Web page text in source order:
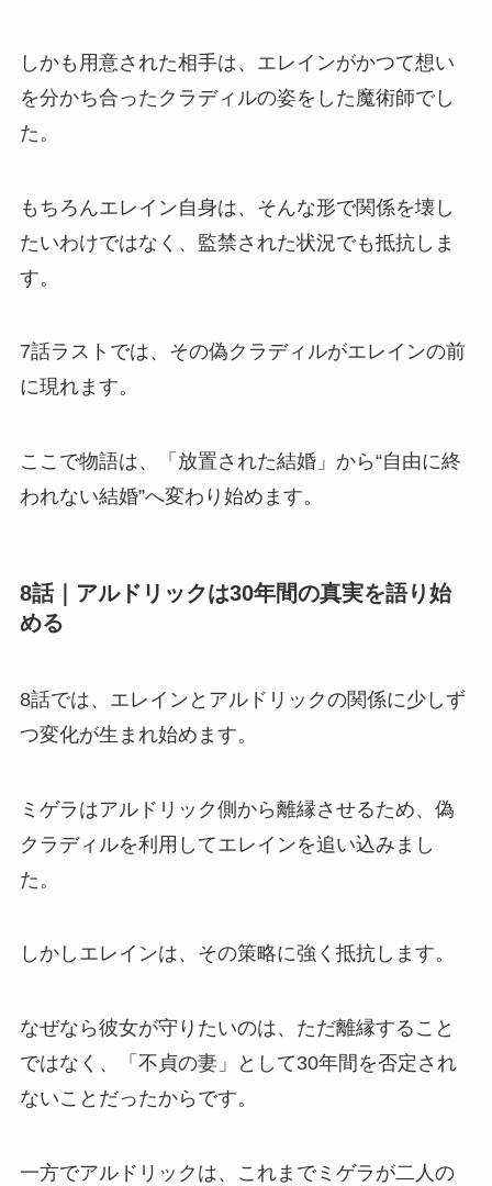
しかも用意された相手は、エレインがかつて想い
を分かち合ったクラディルの姿をした魔術師でし
た。
もちろんエレイン自身は、そんな形で関係を壊し
たいわけではなく、監禁された状況でも抵抗しま
す。
7話ラストでは、その偽クラディルがエレインの前
に現れます。
ここで物語は、「放置された結婚」から“自由に終
われない結婚”へ変わり始めます。
8話｜アルドリックは30年間の真実を語り始
める
8話では、エレインとアルドリックの関係に少しず
つ変化が生まれ始めます。
ミゲラはアルドリック側から離縁させるため、偽
クラディルを利用してエレインを追い込みまし
た。
しかしエレインは、その策略に強く抵抗します。
なぜなら彼女が守りたいのは、ただ離縁すること
ではなく、「不貞の妻」として30年間を否定され
ないことだったからです。
一方でアルドリックは、これまでミゲラが二人の